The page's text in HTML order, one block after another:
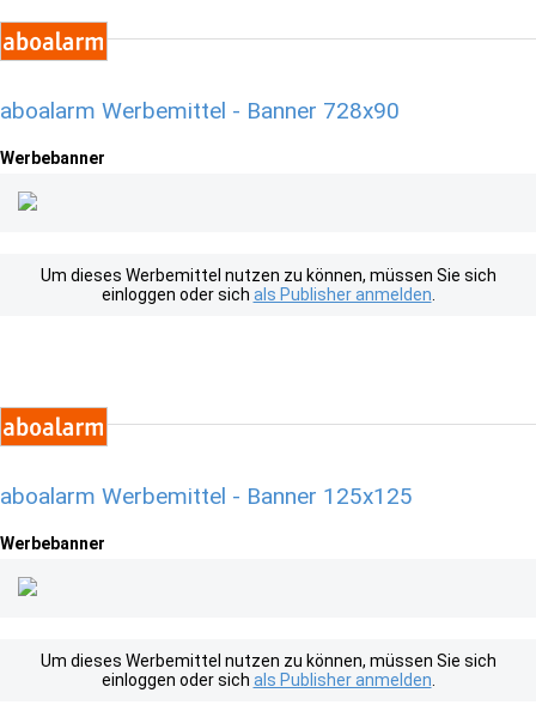
aboalarm Werbemittel - Banner 728x90
Werbebanner
Um dieses Werbemittel nutzen zu können, müssen Sie sich
einloggen oder sich als Publisher anmelden
aboalarm Werbemittel - Banner 125x125
Werbebanner
Um dieses Werbemittel nutzen zu können, müssen Sie sich
einloggen oder sich als Publisher anmelden